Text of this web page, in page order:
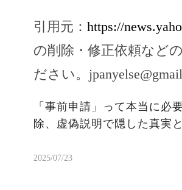
引用元： https://
の削除・修正依頼など
ださい。
「事前申請」って本当に必
除、虚偽説明で隠した真実
2025/07/23